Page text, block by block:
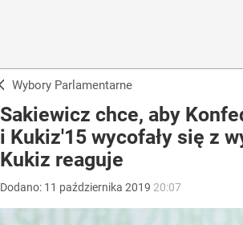
Wybory Parlamentarne
Sakiewicz chce, aby
i Kukiz'15 wycofały się z
Kukiz reaguje
Dodano: 11 października 2019 20:07